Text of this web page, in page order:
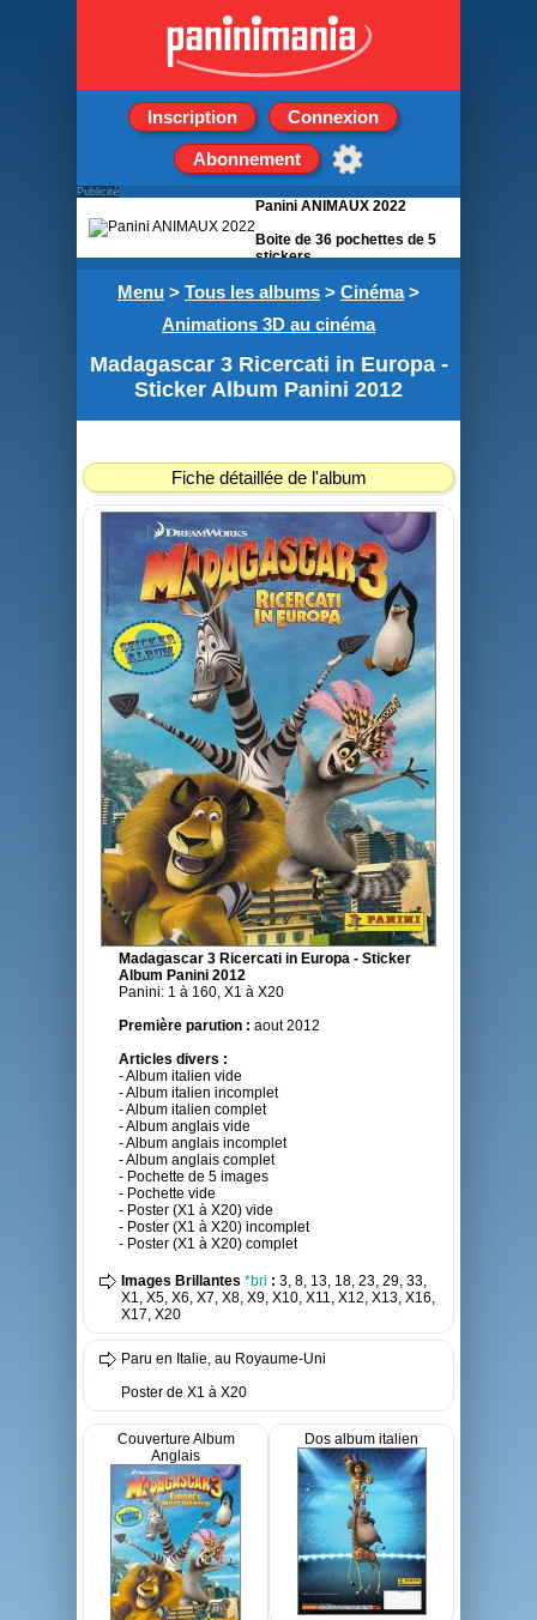
Inscription Connexion
Abonnement
Menu > Tous les albums > Cinéma>
Animations 3D au cinéma
Madagascar 3 Ricercati in Europa -
Sticker Album Panini 2012
Fiche détaillée de l'album
Madagascar 3 Ricercati in Europa - Sticker
Album Panini 2012
Panini: 1 à 160, X1 à X20
Première parution : aout 2012
Articles divers :
- Album italien vide
- Album italien incomplet
- Album italien complet
- Album anglais vide
- Album anglais incomplet
- Album anglais complet
- Pochette de 5 images
- Pochette vide
- Poster (X1 à X20) vide
- Poster (X1 à X20) incomplet
- Poster (X1 à X20) complet
Images Brillantes *bri : 3, 8, 13, 18, 23, 29, 33,
X1, X5, X6, X7, X8, X9, X10, X11, X12, X13, X16,
X17, X20
Paru en Italie, au Royaume-Uni
Poster de X1 à X20
Couverture Album
Anglais
Dos album italien
Publicité
Panini ANIMAUX 2022
Boite de 36 pochettes de 5
stickers